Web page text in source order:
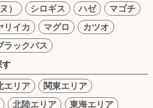
）
シロギス ハゼ
マゴチ
リイカ マグロ
カツオ
ラックバス
す
エリア
関東エリア
北陸エリア
東海エリア